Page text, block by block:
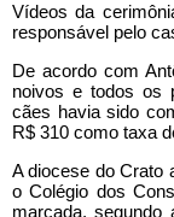
Vídeos da
responsável pelo
De acordo com
noivos e todos os
cães havia sido
R$ 310 como taxa
A diocese do Crato
o Colégio dos
marcada, segundo